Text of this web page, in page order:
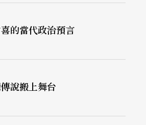
懸」四字上，反諷意味十足。
，吐露心事時，亦用聚光燈照
。數次用聚光燈都用得其所，
比較起來，歌仔戲《雙槍陸文
到尾打在楊麗花身上，則有所
上，全劇共分七場，前三場後
有第四場從法場監斬到求見督
的當代政治預言
說搬上舞台